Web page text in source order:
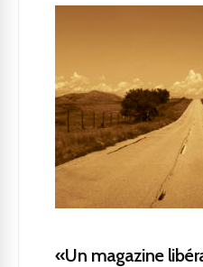
«Un magazine